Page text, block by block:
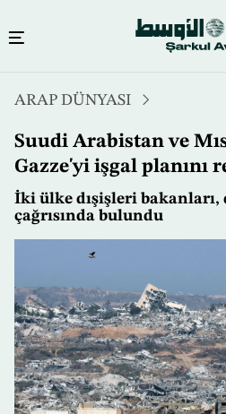
atla
ARAP DÜNYASI
Suudi Arabistan ve
Gazze'yi işgal planını
İki ülke dışişleri bakanları,
çağrısında bulundu